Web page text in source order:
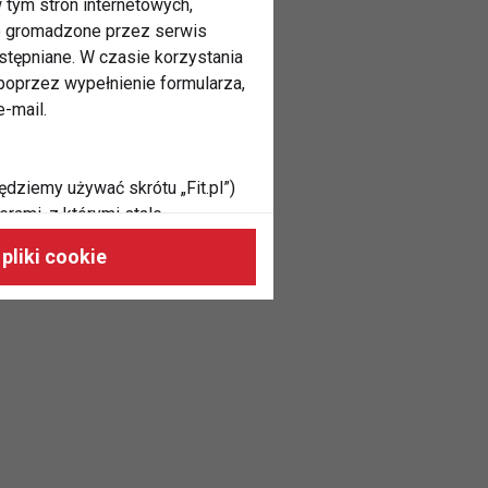
tym stron internetowych,
gromadzone przez serwis
W czasie korzystania
wypełnienie formularza,
mail.
używać skrótu „Fit.pl”)
z którymi stale
oraz do
odpowiadać Twoim
cookie